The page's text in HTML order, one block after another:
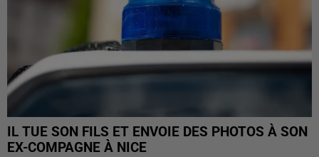
IL TUE SON FILS ET ENVOIE DES PHOTOS À SON
EX-COMPAGNE À NICE